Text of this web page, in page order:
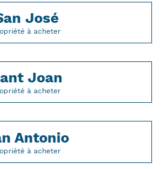
José
à acheter
Joan
à acheter
Antonio
à acheter